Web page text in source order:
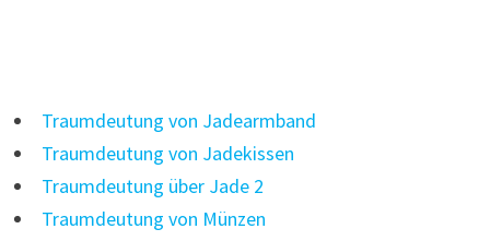
Traumdeutung von Jadearmband
Traumdeutung von Jadekissen
Traumdeutung über Jade 2
Traumdeutung von Münzen